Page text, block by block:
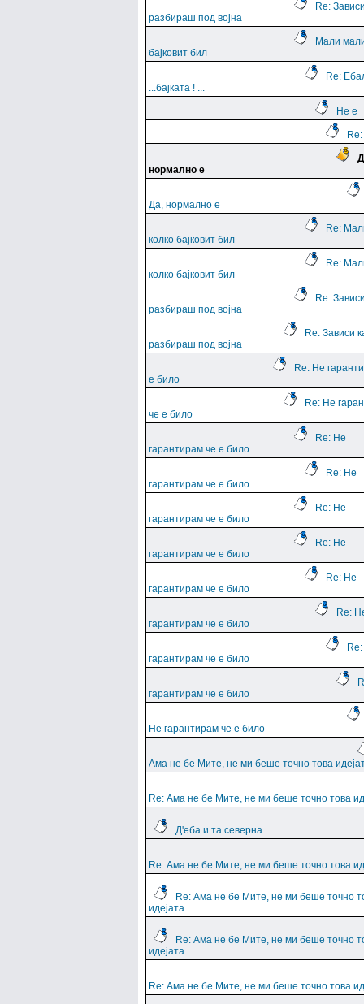
Re:
разбираш под војна
Мали
бајковит бил
Re:
...баjката ! ...
Не е
нормално е
Да, нормално е
Re:
колко бајковит бил
Re:
колко бајковит бил
Re:
разбираш под војна
Re: Зависи
разбираш под војна
Re: Не
е било
Re: Не
че е било
Re: Не
гарантирам че е било
Re: Не
гарантирам че е било
Re: Не
гарантирам че е било
Re: Не
гарантирам че е било
Re: Не
гарантирам че е било
Re:
гарантирам че е било
гарантирам че е било
гарантирам че е било
Не гарантирам че е било
Ама не бе Мите, не ми беше точно това
Re: Ама не бе Мите, не ми беше точно това
Д'еба и та северна
Re: Ама не бе Мите, не ми беше точно това
Re: Ама не бе Мите, не ми беше точно
идејата
Re: Ама не бе Мите, не ми беше точно
идејата
Re: Ама не бе Мите, не ми беше точно това